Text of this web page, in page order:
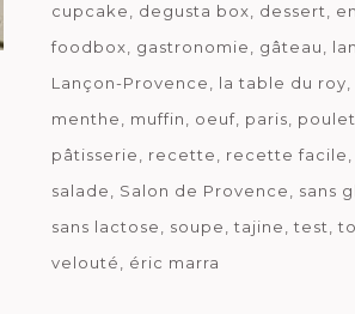
cupcake
degusta box dessert
foodbox
gastronomie gâteau
Lançon-Provence
la table du roy
menthe
muffin oeuf paris poulet
pâtisserie
recette recette facile
salade
Salon de Provence
sans
sans lactose
soupe tajine test
velouté
éric marra